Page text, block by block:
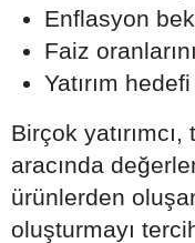
Enflasyon
Faiz
Yatırım hedefi
Birçok
aracında
ürünlerden
oluşturmayı